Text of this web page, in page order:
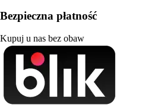
Bezpieczna płatność
Kupuj u nas bez obaw